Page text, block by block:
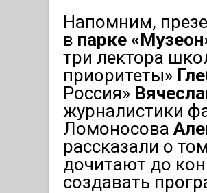
Напомним,
в парке
три лектора
приоритеты»
Россия»
журналистики
Ломоносова
рассказали о
дочитают до
создавать